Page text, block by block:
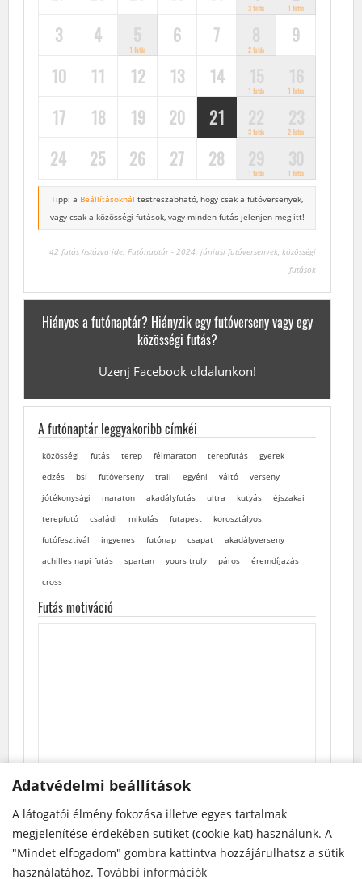
Adatvédelmi beállítások
A látogatói élmény fokozása illetve egyes tartalmak
megjelenítése érdekében sütiket (cookie-kat) használunk. A
"Mindet elfogadom" gombra kattintva hozzájárulhatsz a sütik
használatához. További információk
3 futás 1 futás
3 4
1 futás
6 7
2 futás
9
10
11 12 13 14
1 futás 1 futás
17 18 19 20 21
3 futás 2 futás
24 25 26 27 28
1 futás 1 futás
Tipp: a Beállításoknál testreszabható, hogy csak a futóversenyek,
vagy csak a közösségi futások, vagy minden futás jelenjen meg itt!
42 futás listázva ide: Futónaptár - 2024. júniusi futóversenyek, közösségi
futások
Hiányos a futónaptár? Hiányzik egy futóverseny vagy egy
közösségi futás?
Üzenj Facebook oldalunkon!
A futónaptár leggyakoribb címkéi
közösségi futás terep félmaraton terepfutás
gyerek
edzés
bsi futóverseny trail egyéni váltó
verseny
jótékonysági
maraton akadályfutás ultra kutyás
éjszakai
terepfutó
családi mikulás futapest
korosztályos
futófesztivál
ingyenes futónap csapat
akadályverseny
achilles napi futás
spartan yours truly páros
éremdíjazás
cross
Futás motiváció
Adatvédelmi beállítások
A látogatói élmény fokozása illetve egyes tartalmak
megjelenítése érdekében sütiket (cookie-kat) használunk. A
"Mindet elfogadom" gombra kattintva hozzájárulhatsz a sütik
használatához. További információk